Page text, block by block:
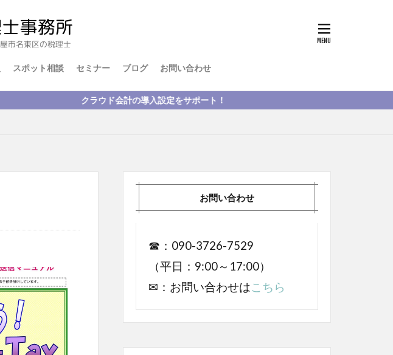
スポット相談 セミナー ブログ お問い合わせ
クラウド会計の導入設定をサポート！
お問い合わせ
☎：090-3726-7529
（平日：9:00～17:00）
✉：お問い合わせはこちら